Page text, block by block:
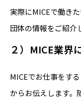
実際にMICEで働き
団体の情報をご紹介
２）MICE業界
MICEでお仕事をす
からお伝えします。